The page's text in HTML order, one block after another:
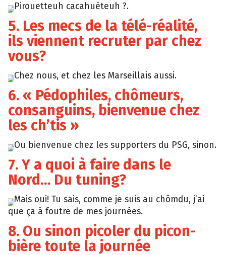
Tumblr
Pirouetteuh cacahuèteuh ?.
5. Les mecs de la télé-réalité,
ils viennent recruter par chez
vous?
Tumblr
Chez nous, et chez les Marseillais aussi.
6. « Pédophiles, chômeurs,
consanguins, bienvenue chez
les ch’tis »
Photobucket
Ou bienvenue chez les supporters du PSG, sinon.
7. Y a quoi à faire dans le
Nord… Du tuning?
Giphy
Mais oui! Tu sais, comme je suis au chômdu, j’ai
que ça à foutre de mes journées.
8. Ou sinon picoler du picon-
bière toute la journée